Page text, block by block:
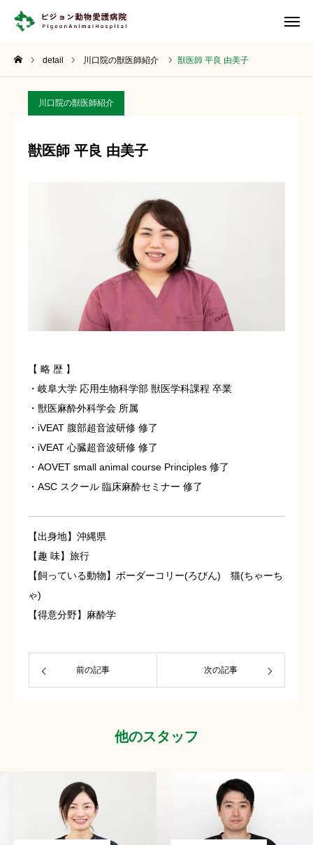
detail 川口院の獣医師紹介 獣医師 平良 由美子
川口院の獣医師紹介
獣医師 平良 由美子
【 略 歴 】
・岐阜大学 応用生物科学部 獣医学科課程 卒業
・獣医麻酔外科学会 所属
・iVEAT 腹部超音波研修 修了
・iVEAT 心臓超音波研修 修了
・AOVET small animal course Principles 修了
・ASC スクール 臨床麻酔セミナー 修了
【出身地】沖縄県
【趣 味】旅行
【飼っている動物】ボーダーコリー(ろびん) 猫(ちゃーち
ゃ)
【得意分野】麻酔学
前の記事 次の記事
他のスタッフ
診療案内 川口院WEB予約
川口院Staff
求人情報